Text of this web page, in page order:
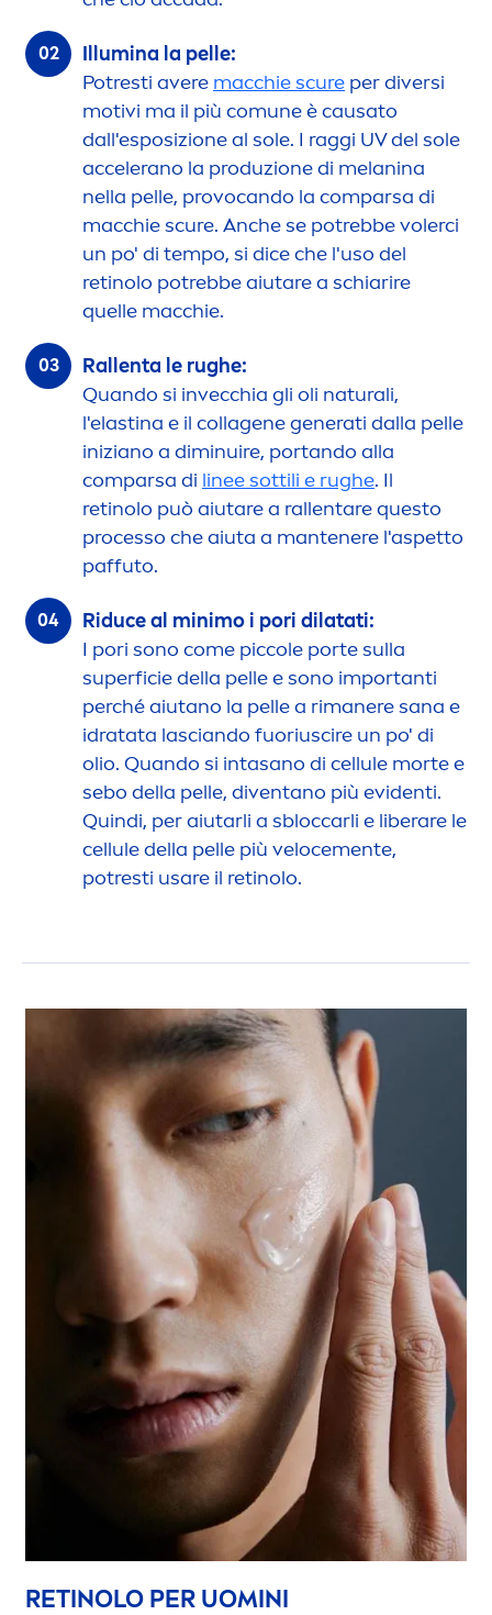
Illumina la pelle:
Potresti avere macchie scure per diversi
motivi ma il più comune è causato
dall'esposizione al sole. I raggi UV del sole
accelerano la produzione di melanina
nella pelle, provocando la comparsa di
macchie scure. Anche se potrebbe volerci
un po' di tempo, si dice che l'uso del
retinolo potrebbe aiutare a schiarire
quelle macchie.
Rallenta le rughe:
Quando si invecchia gli oli naturali,
l'elastina e il collagene generati dalla pelle
iniziano a diminuire, portando alla
comparsa di linee sottili e rughe. Il
retinolo può aiutare a rallentare questo
processo che aiuta a mantenere l'aspetto
paffuto.
Riduce al minimo i pori dilatati:
I pori sono come piccole porte sulla
superficie della pelle e sono importanti
perché aiutano la pelle a rimanere sana e
idratata lasciando fuoriuscire un po' di
olio. Quando si intasano di cellule morte e
sebo della pelle, diventano più evidenti.
Quindi, per aiutarli a sbloccarli e liberare le
cellule della pelle più velocemente,
potresti usare il retinolo.
RETINOLO PER UOMINI